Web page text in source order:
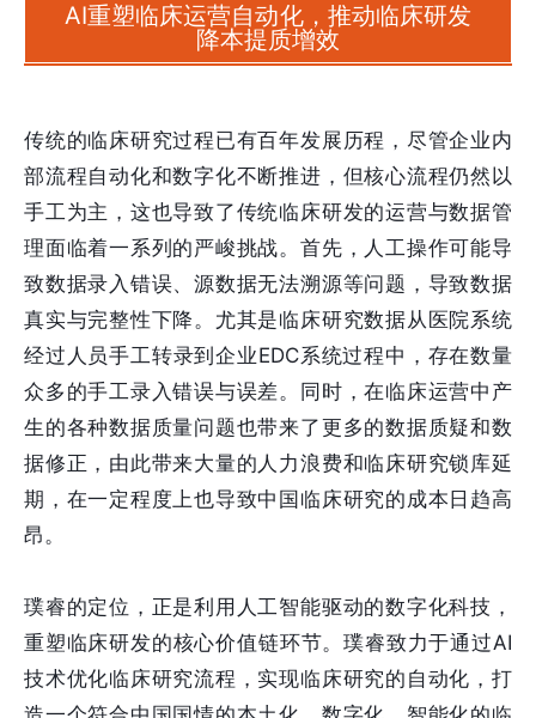
AI重塑临床运营自动化，推动临床研发
降本提质增效
传统的临床研究过程已有百年发展历程，尽管企业内
部流程自动化和数字化不断推进，但核心流程仍然以
手工为主，这也导致了传统临床研发的运营与数据管
理面临着一系列的严峻挑战。首先，人工操作可能导
致数据录入错误、源数据无法溯源等问题，导致数据
真实与完整性下降。尤其是临床研究数据从医院系统
经过人员手工转录到企业EDC系统过程中，存在数量
众多的手工录入错误与误差。同时，在临床运营中产
生的各种数据质量问题也带来了更多的数据质疑和数
据修正，由此带来大量的人力浪费和临床研究锁库延
期，在一定程度上也导致中国临床研究的成本日趋高
昂。
璞睿的定位，正是利用人工智能驱动的数字化科技，
重塑临床研发的核心价值链环节。璞睿致力于通过AI
技术优化临床研究流程，实现临床研究的自动化，打